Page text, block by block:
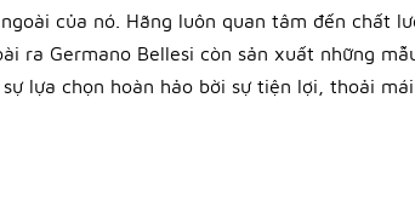
của nó. Hãng luôn quan tâm đến chất
ra Germano Bellesi còn sản xuất những
lựa chọn hoàn hảo bời sự tiện lợi, thoải mái